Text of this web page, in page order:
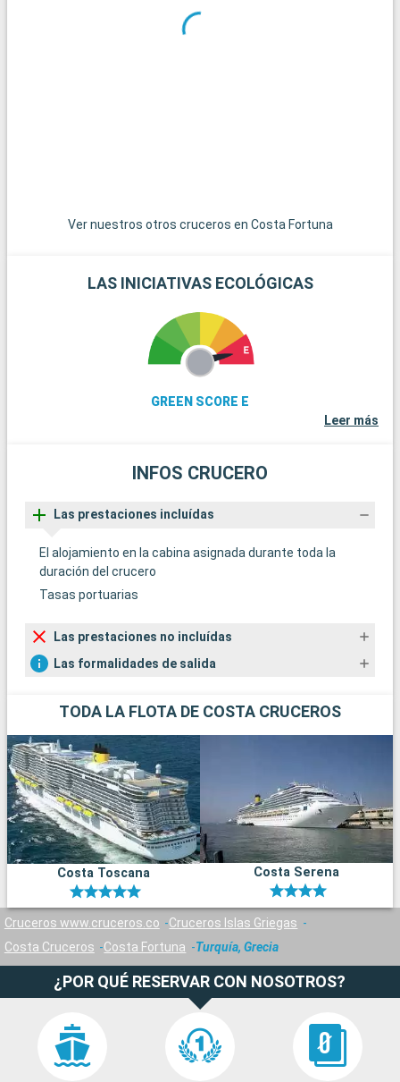
sus encantadoras casas de madera y apacibles playas. El
Bosque de Belgrado, a las afueras de Estambul, ofrece un
Ver nuestros otros cruceros en Costa Fortuna
LAS INICIATIVAS ECOLÓGICAS
GREEN SCORE E
Leer más
INFOS CRUCERO
Las prestaciones incluídas
El alojamiento en la cabina asignada durante toda la
duración del crucero
Tasas portuarias
Las prestaciones no incluídas
Las formalidades de salida
TODA LA FLOTA DE COSTA CRUCEROS
Costa Toscana Costa Serena
Cruceros www.cruceros.co
Cruceros Islas Griegas
Costa Cruceros
Costa Fortuna Turquía, Grecia
¿POR QUÉ RESERVAR CON NOSOTROS?